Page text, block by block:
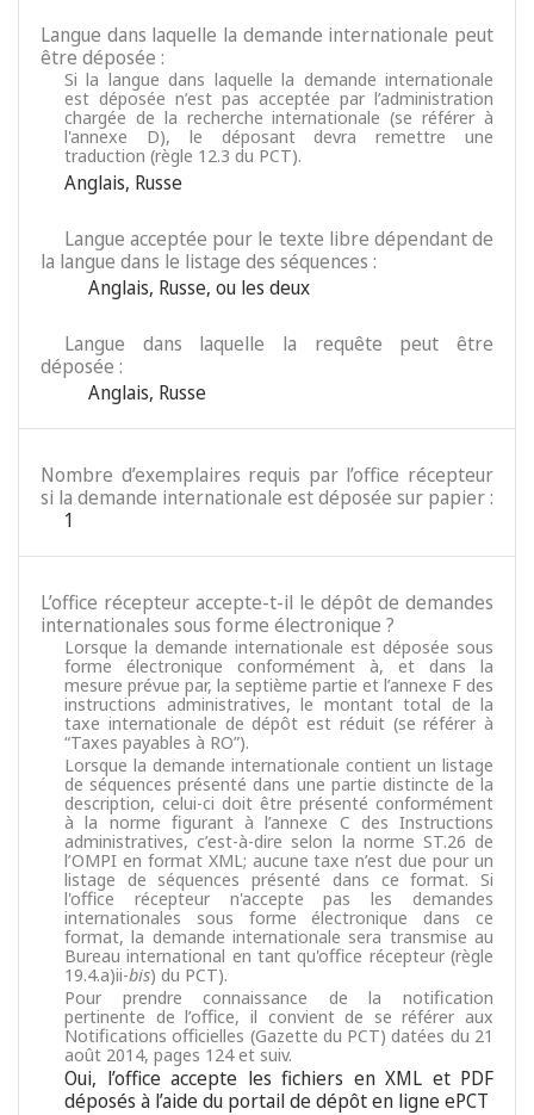
Langue dans laquelle la demande internationale peut
être déposée :
Si la langue dans laquelle la demande internationale
est déposée n’est pas acceptée par l’administration
chargée de la recherche internationale (se référer à
l'annexe D), le déposant devra remettre une
traduction (règle 12.3 du PCT).
Anglais, Russe
Langue acceptée pour le texte libre dépendant de
la langue dans le listage des séquences :
Anglais, Russe, ou les deux
Langue dans laquelle la requête peut être
déposée :
Anglais, Russe
Nombre d’exemplaires requis par l’office récepteur
si la demande internationale est déposée sur papier :
1
L’office récepteur accepte-t-il le dépôt de demandes
internationales sous forme électronique ?
Lorsque la demande internationale est déposée sous
forme électronique conformément à, et dans la
mesure prévue par, la septième partie et l’annexe F des
instructions administratives, le montant total de la
taxe internationale de dépôt est réduit (se référer à
“Taxes payables à RO”).
Lorsque la demande internationale contient un listage
de séquences présenté dans une partie distincte de la
description, celui-ci doit être présenté conformément
à la norme figurant à l’annexe C des Instructions
administratives, c’est-à-dire selon la norme ST.26 de
l’OMPI en format XML; aucune taxe n’est due pour un
listage de séquences présenté dans ce format. Si
l'office récepteur n'accepte pas les demandes
internationales sous forme électronique dans ce
format, la demande internationale sera transmise au
Bureau international en tant qu'office récepteur (règle
19.4.a)ii-bis) du PCT).
Pour prendre connaissance de la notification
pertinente de l’office, il convient de se référer aux
Notifications officielles (Gazette du PCT) datées du 21
août 2014, pages 124 et suiv.
Oui, l’office accepte les fichiers en XML et PDF
déposés à l’aide du portail de dépôt en ligne ePCT